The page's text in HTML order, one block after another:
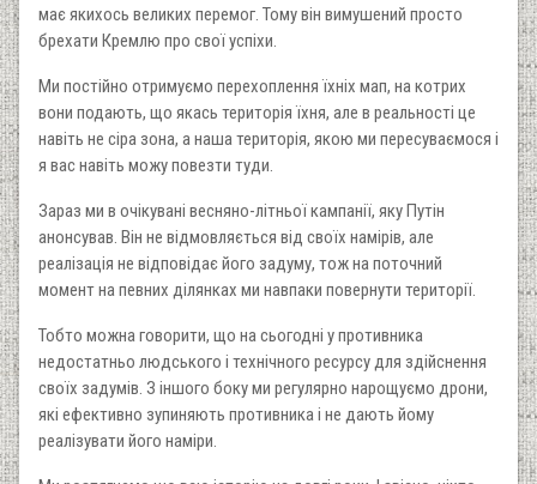
має якихось великих перемог. Тому він вимушений просто
брехати Кремлю про свої успіхи.
Ми постійно отримуємо перехоплення їхніх мап, на котрих
вони подають, що якась територія їхня, але в реальності це
навіть не сіра зона, а наша територія, якою ми пересуваємося і
я вас навіть можу повезти туди.
Зараз ми в очікувані весняно-літньої кампанії, яку Путін
анонсував. Він не відмовляється від своїх намірів, але
реалізація не відповідає його задуму, тож на поточний
момент на певних ділянках ми навпаки повернути території.
Тобто можна говорити, що на сьогодні у противника
недостатньо людського і технічного ресурсу для здійснення
своїх задумів. З іншого боку ми регулярно нарощуємо дрони,
які ефективно зупиняють противника і не дають йому
реалізувати його наміри.